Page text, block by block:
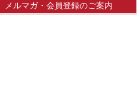
メルマガ・会員登録のご案内